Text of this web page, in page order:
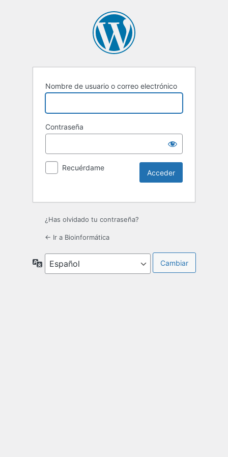
Nombre de usuario o correo electrónico
Contraseña
Recuérdame
¿Has olvidado tu contraseña?
← Ir a Bioinformática
Idioma